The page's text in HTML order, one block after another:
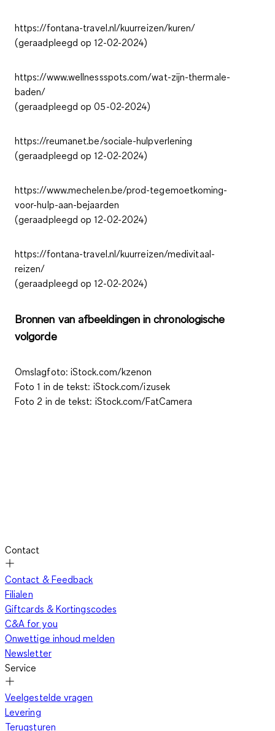
https://fontana-travel.nl/kuurreizen/kuren/
(geraadpleegd op 12-02-2024)
https://www.wellnessspots.com/wat-zijn-thermale-
baden/
(geraadpleegd op 05-02-2024)
https://reumanet.be/sociale-hulpverlening
(geraadpleegd op 12-02-2024)
https://www.mechelen.be/prod-tegemoetkoming-
voor-hulp-aan-bejaarden
(geraadpleegd op 12-02-2024)
https://fontana-travel.nl/kuurreizen/medivitaal-
reizen/
(geraadpleegd op 12-02-2024)
Bronnen van afbeeldingen in chronologische
volgorde
Omslagfoto: iStock.com/kzenon
Foto 1 in de tekst: iStock.com/izusek
Foto 2 in de tekst: iStock.com/FatCamera
Contact
Contact & Feedback
Filialen
Giftcards & Kortingscodes
C&A for you
Onwettige inhoud melden
Newsletter
Service
Veelgestelde vragen
Levering
Terugsturen